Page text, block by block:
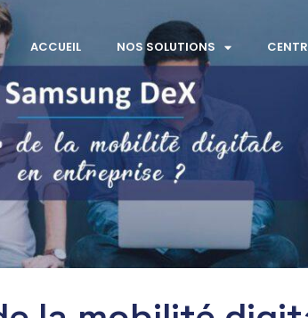
ACCUEIL NOS SOLUTIONS